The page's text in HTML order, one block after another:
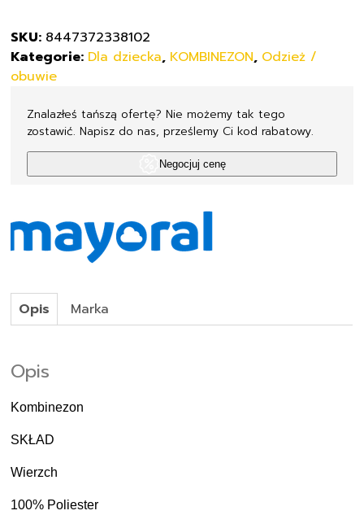
SKU: 8447372338102
Kategorie: Dla dziecka, KOMBINEZON, Odzież /
obuwie
Znalazłeś tańszą ofertę? Nie możemy tak tego
zostawić. Napisz do nas, prześlemy Ci kod rabatowy.
Negocjuj cenę
Opis Marka
Opis
Kombinezon
SKŁAD
Wierzch
100% Poliester